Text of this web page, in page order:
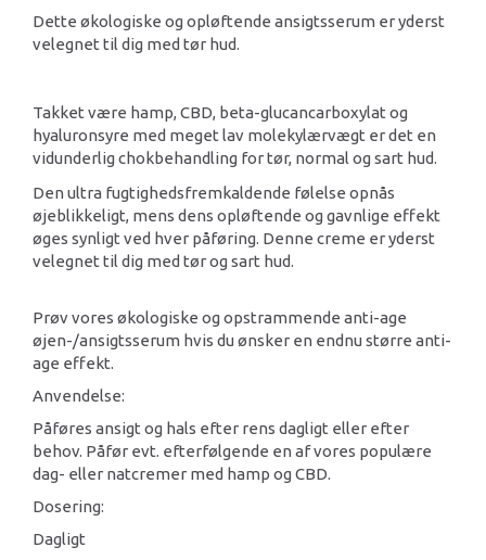
Dette økologiske og opløftende ansigtsserum er yderst
velegnet til dig med tør hud.
Takket være hamp, CBD, beta-glucancarboxylat og
hyaluronsyre med meget lav molekylærvægt er det en
vidunderlig chokbehandling for tør, normal og sart hud.
Den ultra fugtighedsfremkaldende følelse opnås
øjeblikkeligt, mens dens opløftende og gavnlige effekt
øges synligt ved hver påføring. Denne creme er yderst
velegnet til dig med tør og sart hud.
Prøv vores økologiske og opstrammende anti-age
øjen-/ansigtsserum hvis du ønsker en endnu større anti-
age effekt.
Anvendelse:
Påføres ansigt og hals efter rens dagligt eller efter
behov. Påfør evt. efterfølgende en af vores populære
dag- eller natcremer med hamp og CBD.
Dosering:
Dagligt